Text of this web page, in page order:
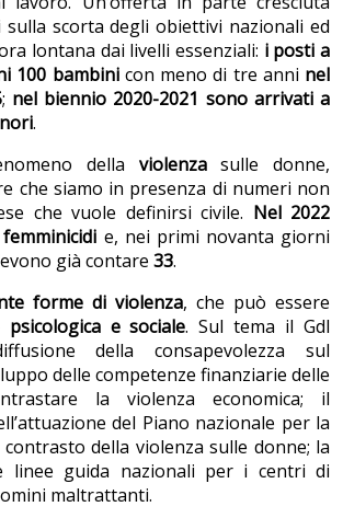
scorta degli obiettivi nazionali ed
lontana dai livelli essenziali: i posti a
100 bambinicon meno di tre anni nel
; nel biennio 2020-2021 sono arrivati a
.
della violenzasulle donne,
che siamo in presenza di numeri non
che vuole definirsi civile. Nel 2022
e, nei primi novanta giorni
già contare 33.
forme di violenza, che può essere
psicologica e sociale. Sul tema il Gdl
della consapevolezza sul
delle competenze finanziarie delle
la violenza economica; il
del Piano nazionale per la
della violenza sulle donne; la
linee guida nazionali per i centri di
maltrattanti.